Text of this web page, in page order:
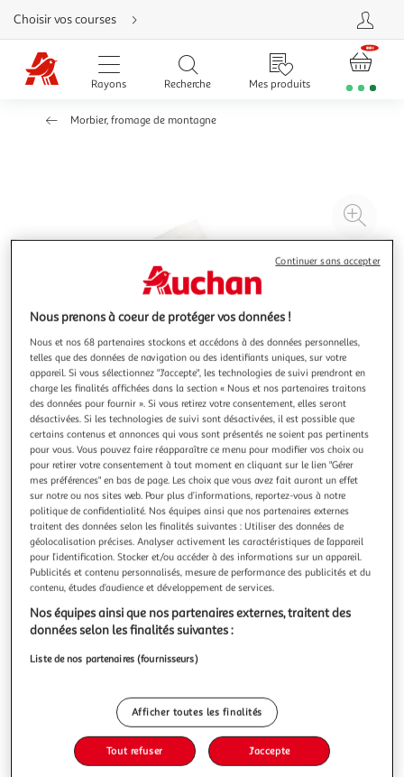
Aller
directement
au
contenu
Aller
directement
Aller
besoin
Choisir vos courses
Rayons Recherche Mes produits
Morbier, fromage de montagne
à
JURAFLORE
Morbier AOP
Les Morbiers JURAFLORE sont fabriqués dans notre
fruitière de la Haute Combe. Avec son affinage 70 jours, le
Morbier JURAFLORE offre ainsi un magnifique équilibre
entre sa texture fondante et ses saveurs douces et fruitées.
En savoir +
200g
Vous voulez connaître le prix de ce produit ?
Afficher le prix
Frais
Nous prenons à coeur de protéger vos données !
Nous et nos 68 partenaires stockons et accédons à des données personnelles,
telles que des données de navigation ou des identifiants uniques, sur votre
appareil. Si vous sélectionnez "J'accepte", les technologies de suivi prendront en
charge les finalités affichées dans la section « Nous et nos partenaires traitons
des données pour fournir ». Si vous retirez votre consentement, elles seront
désactivées. Si les technologies de suivi sont désactivées, il est possible que
certains contenus et annonces qui vous sont présentés ne soient pas pertinents
pour vous. Vous pouvez faire réapparaître ce menu pour modifier vos choix ou
pour retirer votre consentement à tout moment en cliquant sur le lien "Gérer
mes préférences" en bas de page. Les choix que vous avez fait auront un effet
sur notre ou nos sites web. Pour plus d’informations, reportez-vous à notre
politique de confidentialité. Nos équipes ainsi que nos partenaires externes
traitent des données selon les finalités suivantes : Utiliser des données de
géolocalisation précises. Analyser activement les caractéristiques de l’appareil
pour l’identification. Stocker et/ou accéder à des informations sur un appareil.
Publicités et contenu personnalisés, mesure de performance des publicités et du
contenu, études d’audience et développement de services.
Nos équipes ainsi que nos partenaires externes, traitent des
données selon les finalités suivantes :
Liste de nos partenaires (fournisseurs)
Afficher toutes les finalités
Tout refuser J'accepte
Continuer sans accepter